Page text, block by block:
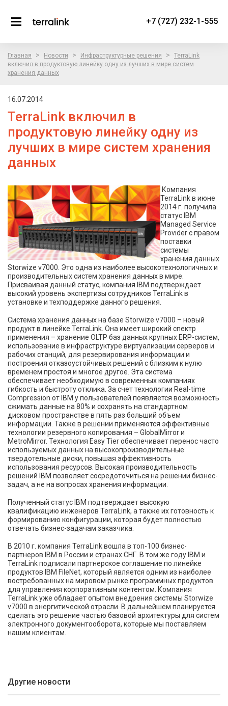
+7 (727) 232-1-555
Главная > Новости > Инфраструктурные решения >
TerraLink
включил в продуктовую линейку одну из лучших в мире систем
хранения данных
16.07.2014
TerraLink включил в
продуктовую линейку одну из
лучших в мире систем хранения
данных
Компания
TerraLink в июне
2014 г. получила
статус IBM
Managed Service
Provider с правом
поставки
системы
хранения данных
Storwize v7000. Это одна из наиболее высокотехнологичных и
производительных систем хранения данных в мире.
Присваивая данный статус, компания IBM подтверждает
высокий уровень экспертизы сотрудников TerraLink в
установке и техподдержке данного решения.
Система хранения данных на базе Storwize v7000 – новый
продукт в линейке TerraLink. Она имеет широкий спектр
применения – хранение OLTP баз данных крупных ERP-систем,
использование в инфраструктуре виртуализации серверов и
рабочих станций, для резервирования информации и
построения отказоустойчивых решений с близким к нулю
временем простоя и многое другое. Эта система
обеспечивает необходимую в современных компаниях
гибкость и быстроту отклика. За счет технологии Real-time
Compression от IBM у пользователей появляется возможность
сжимать данные на 80% и сохранять на стандартном
дисковом пространстве в пять раз больший объем
информации. Также в решении применяются эффективные
технологии резервного копирования – GlobalMirror и
MetroMirror. Технология Easy Tier обеспечивает перенос часто
используемых данных на высокопроизводительные
твердотельные диски, повышая эффективность
использования ресурсов. Высокая производительность
решений IBM позволяет сосредоточиться на решении бизнес-
задач, а не на вопросах хранения информации.
Полученный статус IBM подтверждает высокую
квалификацию инженеров TerraLink, а также их готовность к
формированию конфигурации, которая будет полностью
отвечать бизнес-задачам заказчика.
В 2010 г. компания TerraLink вошла в топ-100 бизнес-
партнеров IBM в России и странах СНГ. В том же году IBM и
TerraLink подписали партнерское соглашение по линейке
продуктов IBM FileNet, который является одним из наиболее
востребованных на мировом рынке программных продуктов
для управления корпоративным контентом. Компания
TerraLink уже обладает опытом внедрения системы Storwize
v7000 в энергитической отрасли. В дальнейшем планируется
сделать это решение частью базовой архитектуры для систем
электронного документооборота, которые мы поставляем
нашим клиентам.
Другие новости